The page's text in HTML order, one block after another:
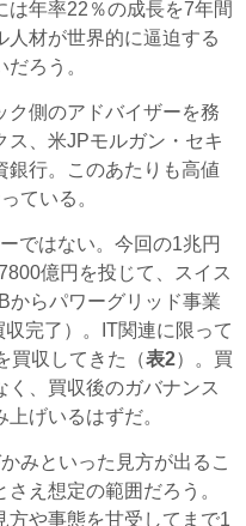
は年率22％の成長を7年間
人材が世界的に逼迫する
ろう。
側のアドバイザーを務
ス、米JPモルガン・セキ
銀行。このあたりも高値
ている。
ではない。今回の1兆円
億円を投じて、スイス
からパワーグリッド事業
完了）。IT関連に限って
買収してきた（表2）。買
、買収後のガバナンス
げいるはずだ。
みといった見方が出るこ
え想定の範囲だろう。
方や事態を甘受してまで1